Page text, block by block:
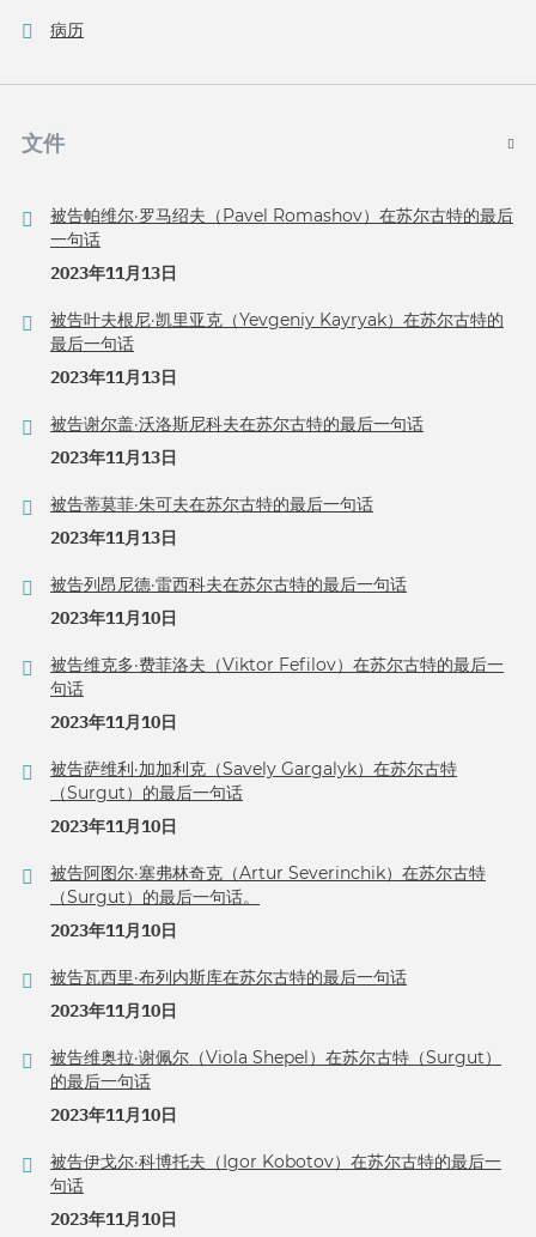
病历
文件
被告帕维尔·罗马绍夫（Pavel Romashov）在苏尔古特的最后
一句话
2023年11月13日
被告叶夫根尼·凯里亚克（Yevgeniy Kayryak）在苏尔古特的
最后一句话
2023年11月13日
被告谢尔盖·沃洛斯尼科夫在苏尔古特的最后一句话
2023年11月13日
被告蒂莫菲·朱可夫在苏尔古特的最后一句话
2023年11月13日
被告列昂尼德·雷西科夫在苏尔古特的最后一句话
2023年11月10日
被告维克多·费菲洛夫（Viktor Fefilov）在苏尔古特的最后一
句话
2023年11月10日
被告萨维利·加加利克（Savely Gargalyk）在苏尔古特
（Surgut）的最后一句话
2023年11月10日
被告阿图尔·塞弗林奇克（Artur Severinchik）在苏尔古特
（Surgut）的最后一句话。
2023年11月10日
被告瓦西里·布列内斯库在苏尔古特的最后一句话
2023年11月10日
被告维奥拉·谢佩尔（Viola Shepel）在苏尔古特（Surgut）
的最后一句话
2023年11月10日
被告伊戈尔·科博托夫（Igor Kobotov）在苏尔古特的最后一
句话
2023年11月10日